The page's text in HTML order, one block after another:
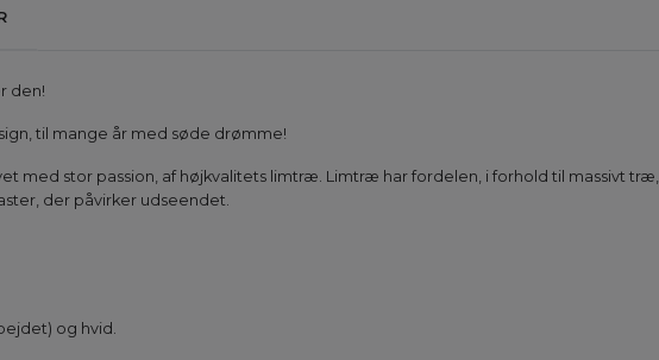
den!
til mange år med søde drømme!
med stor passion, af højkvalitets limtræ. Limtræ har fordelen, i forhold til massivt
der påvirker udseendet.
og hvid.